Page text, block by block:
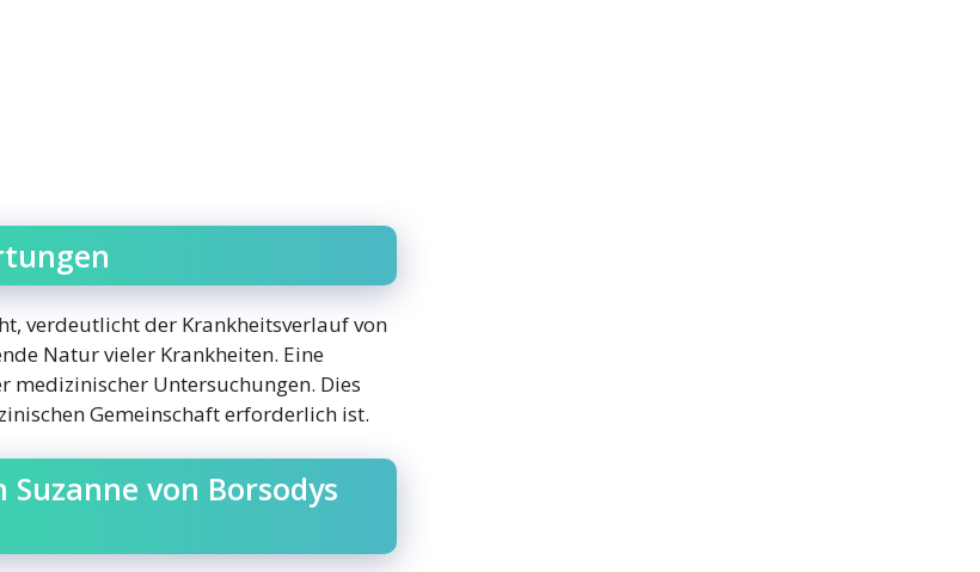
verdeutlicht der Krankheitsverlauf von
Natur vieler Krankheiten. Eine
Untersuchungen. Dies
Gemeinschaft erforderlich ist.
von Borsodys